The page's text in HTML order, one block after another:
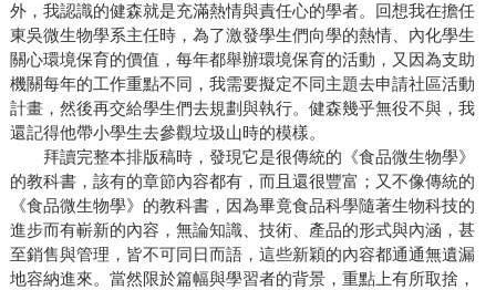
外，我認識的健森就是充滿熱情與責任心的學者。回想我在擔任
東吳微生物學系主任時，為了激發學生們向學的熱情、內化學生
關心環境保育的價值，每年都舉辦環境保育的活動，又因為支助
機關每年的工作重點不同，我需要擬定不同主題去申請社區活動
計畫，然後再交給學生們去規劃與執行。健森幾乎無役不與，我
還記得他帶小學生去參觀垃圾山時的模樣。
拜讀完整本排版稿時，發現它是很傳統的《食品微生物學》
的教科書，該有的章節內容都有，而且還很豐富；又不像傳統的
《食品微生物學》的教科書，因為畢竟食品科學隨著生物科技的
進步而有嶄新的內容，無論知識、技術、產品的形式與內涵，甚
至銷售與管理，皆不可同日而語，這些新穎的內容都通通無遺漏
地容納進來。當然限於篇幅與學習者的背景，重點上有所取捨，